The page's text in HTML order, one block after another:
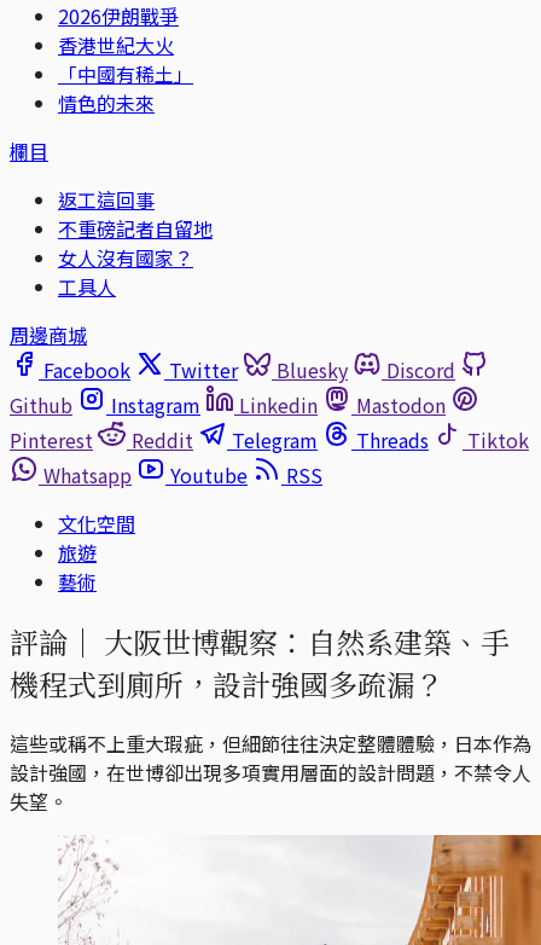
2026伊朗戰爭
香港世紀大火
「中國有稀土」
情色的未來
欄目
返工這回事
不重磅記者自留地
女人沒有國家？
工具人
周邊商城
Facebook
Twitter Bluesky
Discord
Github
Instagram Linkedin
Mastodon
Pinterest
Reddit Telegram Threads
Tiktok
Whatsapp
Youtube
RSS
文化空間
旅遊
藝術
評論｜ 大阪世博觀察：自然系建築、手
機程式到廁所，設計強國多疏漏？
這些或稱不上重大瑕疵，但細節往往決定整體體驗，日本作為
設計強國，在世博卻出現多項實用層面的設計問題，不禁令人
失望。